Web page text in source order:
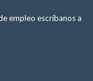
empleo escríbanos a